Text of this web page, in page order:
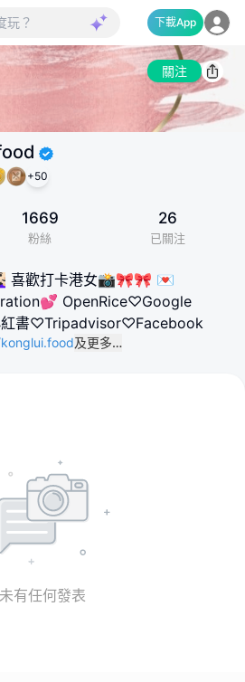
下載App
關注
+50
1669
粉絲
26
已關注
喜歡打卡港女📸🎀🎀 💌
OpenRice♡Google
書♡Tripadvisor♡Facebook
及更多…
未有任何發表